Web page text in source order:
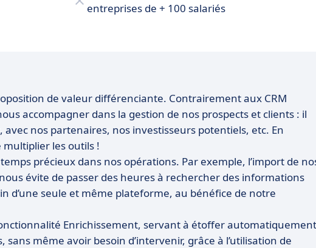
entreprises de + 100 salariés
de valeur différenciante. Contrairement aux CRM
accompagner dans la gestion de nos prospects et clients : il
nos partenaires, nos investisseurs potentiels, etc. En
multiplier les outils !
précieux dans nos opérations. Par exemple, l’import de
évite de passer des heures à rechercher des informations
d’une seule et même plateforme, au bénéfice de notre
Enrichissement, servant à étoffer automatiquement
même avoir besoin d’intervenir, grâce à l’utilisation de